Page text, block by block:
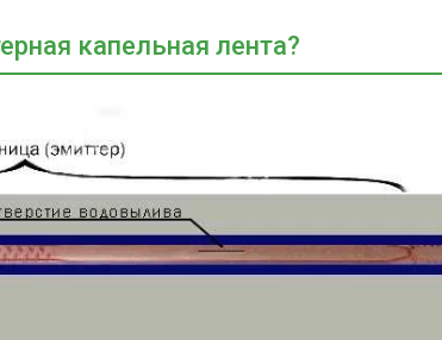
капельная лента?